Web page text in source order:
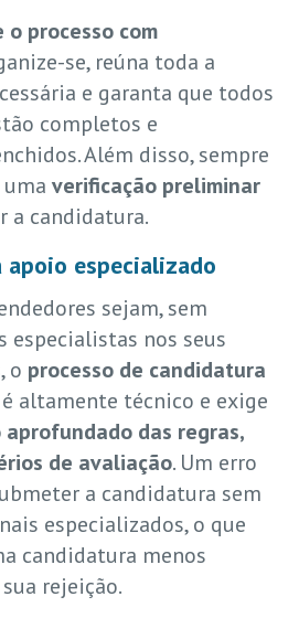
o processo com
se, reúna toda a
e garanta que todos
completos e
Além disso, sempre
umaverificação preliminar
a candidatura.
apoio especializado
sejam, sem
especialistas nos seus
o processo de candidatura
é altamente técnico e exige
das regras,
de avaliação. Um erro
a candidatura sem
especializados, o que
candidatura menos
rejeição.